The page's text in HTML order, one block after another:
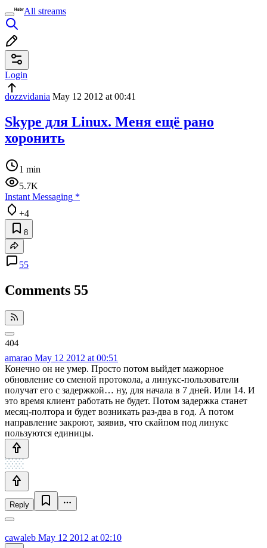
All streams
Login
dozzvidania May 12 2012 at 00:41
Skype для Linux. Меня ещё рано
хоронить
1 min
5.7K
Instant Messaging *
+4
8
55
Comments 55
amarao May 12 2012 at 00:51
Конечно он не умер. Просто потом выйдет мажорное
обновление со сменой протокола, а линукс-пользователи
получат его с задержкой… ну, для начала в 7 дней. Или 14. И
это время клиент работать не будет. Потом задержка станет
месяц-полтора и будет возникать раз-два в год. А потом
направление закроют, заявив, что скайпом под линукс
пользуются единицы.
Reply
cawaleb May 12 2012 at 02:10